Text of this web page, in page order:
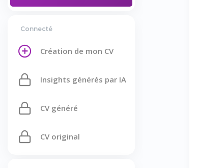
Connecté
Création de mon CV
Insights générés par IA
CV généré
CV original